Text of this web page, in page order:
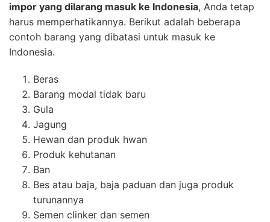
impor yang dilarang masuk ke Indonesia, Anda tetap
harus memperhatikannya. Berikut adalah beberapa
contoh barang yang dibatasi untuk masuk ke
Indonesia.
Beras
Barang modal tidak baru
Gula
Jagung
Hewan dan produk hwan
Produk kehutanan
Ban
Bes atau baja, baja paduan dan juga produk
turunannya
Semen clinker dan semen